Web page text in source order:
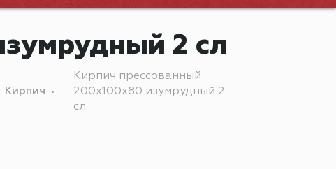
2 сл
Кирпич
Кирпич прессованный
200х100х80 изумрудный 2
сл